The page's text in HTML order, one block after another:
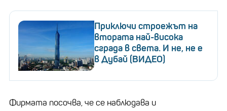
Приключи строежът на
втората най-висока
сграда в света. И не, не е
в Дубай (ВИДЕО)
Фирмата посочва, че се наблюдава и